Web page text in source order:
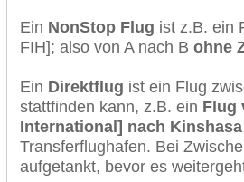
Ein NonStop Flug ist z.B. ein
FIH]; also von A nach B ohne
Ein Direktflug ist ein Flug
stattfinden kann, z.B. ein Flug
International] nach
Transferflughafen. Bei
aufgetankt, bevor es